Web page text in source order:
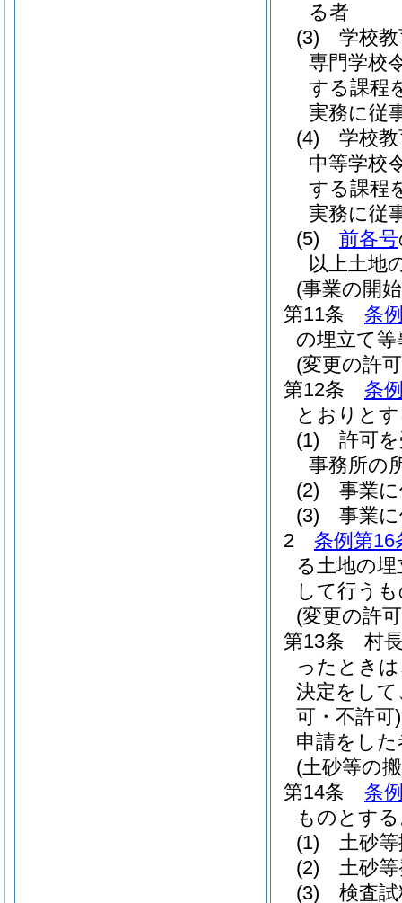
る者
(3)
学校
専門学校
する課程
実務に従
(4)
学校
中等学校
する課程
実務に従
(5)
前各号
以上土地
(事業の開
第11条
条
の埋立て等
(変更の許
第12条
条
とおりと
(1)
許可
事務所の
(2)
事業
(3)
事業
2
条例第16
る土地の
して行う
(変更の許
第13条
村
ったとき
決定をし
可・不許可)
申請をし
(土砂等の
第14条
条
ものとす
(1)
土砂
(2)
土砂
(3)
検査